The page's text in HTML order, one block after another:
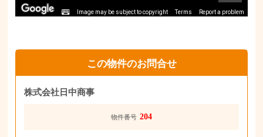
Image may be subject to copyright Terms Report a problem
この物件のお問合せ
株式会社日中商事
物件番号 204